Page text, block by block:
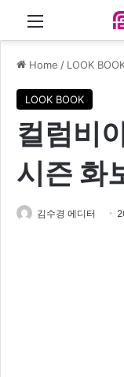
Menu
Home / LOOK
LOOK BOOK
컬럼비
시즌 화
김수경 에디터